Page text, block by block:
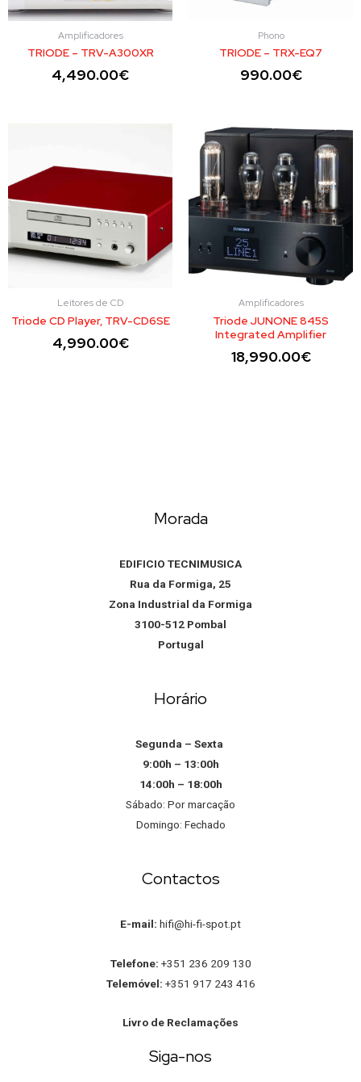
Amplificadores
TRIODE – TRV-A300XR
4,490.00€
Phono
TRIODE – TRX-EQ7
990.00€
Leitores de CD
Triode CD Player, TRV-CD6SE
4,990.00€
Amplificadores
Triode JUNONE 845S
Integrated Amplifier
18,990.00€
Morada
EDIFICIO TECNIMUSICA
Rua da Formiga, 25
Zona Industrial da Formiga
3100-512 Pombal
Portugal
Horário
Segunda – Sexta
9:00h – 13:00h
14:00h – 18:00h
Sábado: Por marcação
Domingo: Fechado
Contactos
E-mail: hifi@hi-fi-spot.pt
Telefone: +351 236 209 130
Telemóvel: +351 917 243 416
Livro de Reclamações
Siga-nos